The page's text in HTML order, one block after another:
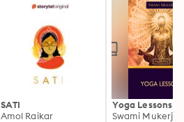
SATI
Amol Raikar
Yoga Lessons
Swami Mukerji